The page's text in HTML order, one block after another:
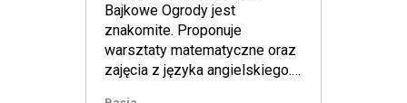
Bajkowe Ogrody jest
znakomite. Proponuje
warsztaty matematyczne oraz
zajęcia z języka angielskiego.